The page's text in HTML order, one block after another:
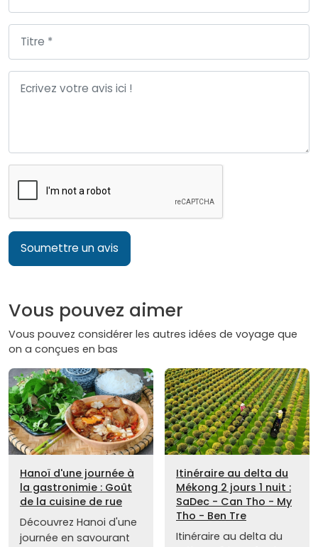
Soumettre un avis
Vous pouvez aimer
Vous pouvez considérer les autres idées de voyage que
on a conçues en bas
Hanoï d'une journée à
la gastronimie : Goût
de la cuisine de rue
Découvrez Hanoi d'une
journée en savourant
Itinéraire au delta du
Mékong 2 jours 1 nuit :
SaDec - Can Tho - My
Tho - Ben Tre
Itinéraire au delta du